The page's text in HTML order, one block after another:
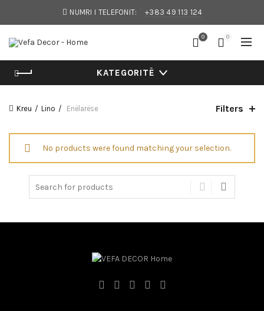
NUMRI I TELEFONIT: +383 49 113 124
0 0
KATEGORITË
Kreu Lino Enëlarëse Filters
No products were found matching your selection.